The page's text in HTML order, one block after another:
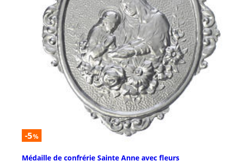
-5%
Médaille de confrérie Sainte Anne avec fleurs